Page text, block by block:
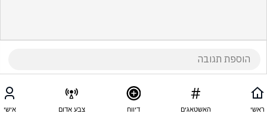
ראשי האשטאגים דיווח צבע אדום אישי